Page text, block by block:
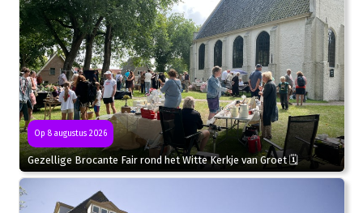
Op 8 augustus 2026
Gezellige Brocante Fair rond het Witte Kerkje van Groet 🗓